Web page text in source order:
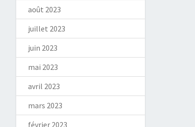
août 2023
juillet 2023
juin 2023
mai 2023
avril 2023
mars 2023
février 2023